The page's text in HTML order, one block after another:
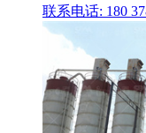
联系电话: 180